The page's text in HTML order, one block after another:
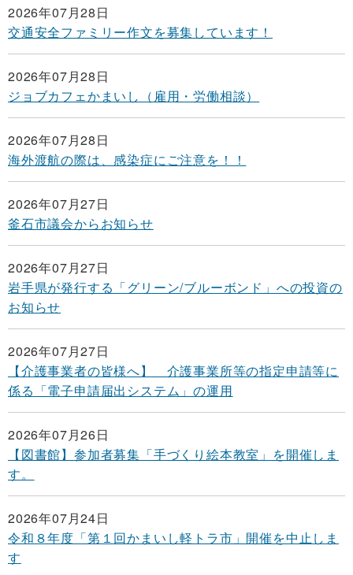
2026年07月28日
交通安全ファミリー作文を募集しています！
2026年07月28日
ジョブカフェかまいし（雇用・労働相談）
2026年07月28日
海外渡航の際は、感染症にご注意を！！
2026年07月27日
釜石市議会からお知らせ
2026年07月27日
岩手県が発行する「グリーン/ブルーボンド」への投資の
お知らせ
2026年07月27日
【介護事業者の皆様へ】 介護事業所等の指定申請等に
係る「電子申請届出システム」の運用
2026年07月26日
【図書館】参加者募集「手づくり絵本教室」を開催しま
す。
2026年07月24日
令和８年度「第１回かまいし軽トラ市」開催を中止しま
す